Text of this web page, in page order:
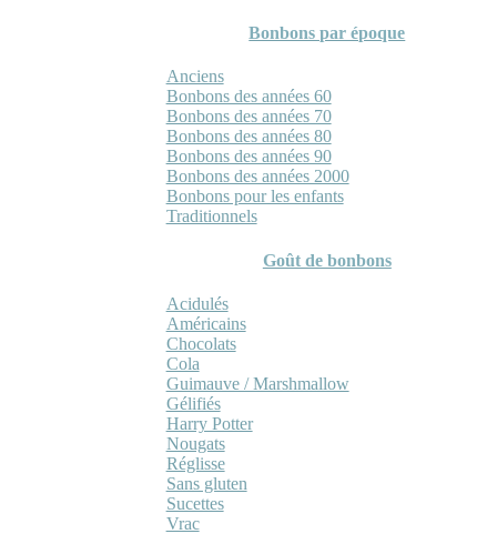
Bonbons par époque
Anciens
Bonbons des années 60
Bonbons des années 70
Bonbons des années 80
Bonbons des années 90
Bonbons des années 2000
Bonbons pour les enfants
Traditionnels
Goût de bonbons
Acidulés
Américains
Chocolats
Cola
Guimauve / Marshmallow
Gélifiés
Harry Potter
Nougats
Réglisse
Sans gluten
Sucettes
Vrac